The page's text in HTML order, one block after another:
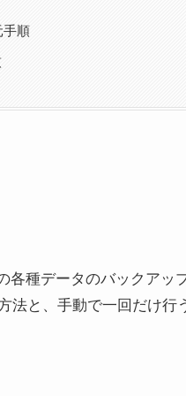
手順
種データのバックアッ
と、手動で一回だけ行